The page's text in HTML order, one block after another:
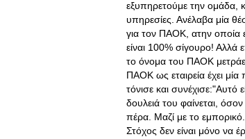
εξυπηρετούμε την ομάδα,
υπηρεσίες. Ανέλαβα μία
για τον ΠΑΟΚ, ατην οποία
είναι 100% σίγουρο!
το όνομα του ΠΑΟΚ
ΠΑΟΚ ως εταιρεία έχει
τόνισε και
δουλειά του φαίνεται,
πέρα. Μαζί με το
Στόχος δεν είναι μόνο να